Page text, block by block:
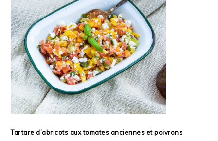
Tartare d’abricots aux tomates anciennes et poivrons